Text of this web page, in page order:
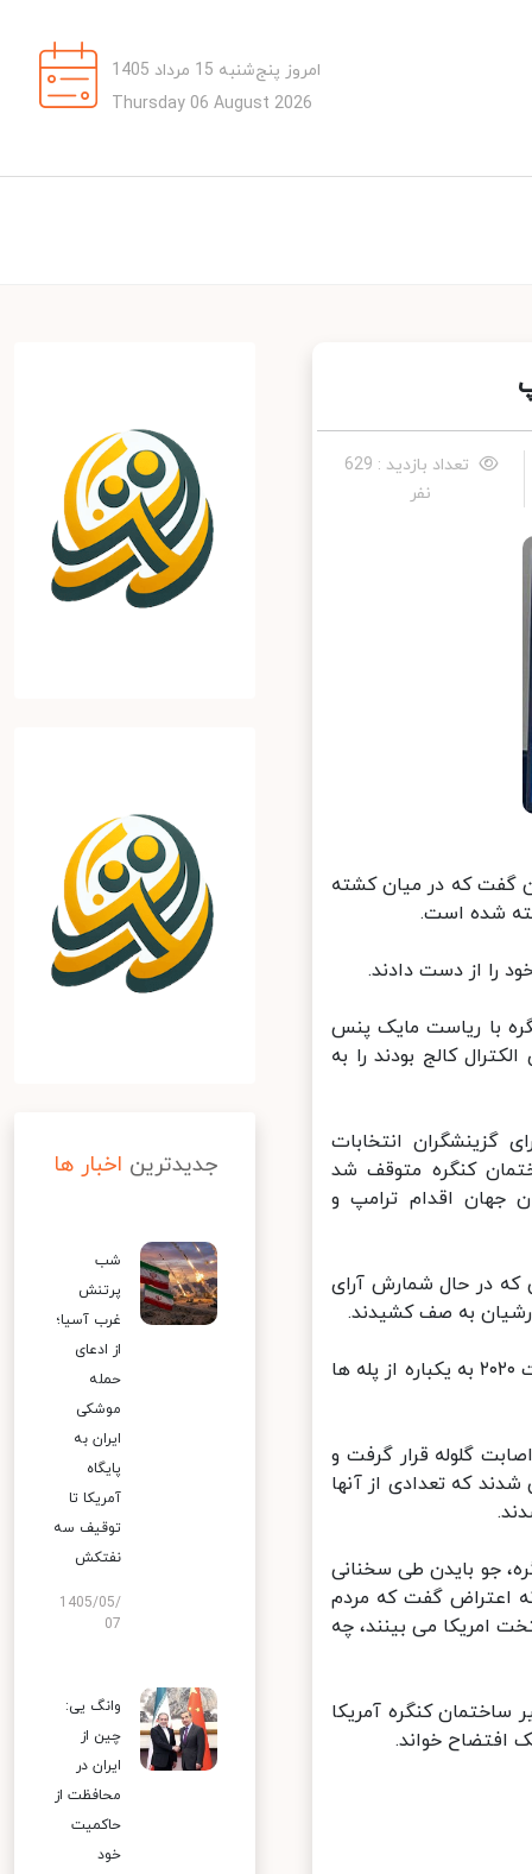
امروز پنج‌شنبه 15 مرداد 1405
Thursday 06 August 2026
تعداد بازدید : 629
نفر
گفت که در میان کشته
شده است.
را از دست دادند.
با ریاست مایک پنس
کالج بودند را به
انتخابات
کنگره متوقف شد
اقدام ترامپ و
در حال شمارش آرای
به صف کشیدند.
به رغم ایستادگی نیروهای امنیتی، شورشگران با شعارهایی برای لغو انتخابات ۲۰۲۰ به یکباره از پله ها
گلوله قرار گرفت و
که تعدادی از آنها
جو بایدن طی سخنانی
اعتراض گفت که مردم
امریکا می بینند، چه
کنگره آمریکا
خواند.
جدیدترین اخبار ها
شب
پرتنش
غرب آسیا؛
از ادعای
حمله
موشکی
ایران به
پایگاه
آمریکا تا
توقیف سه
نفتکش
1405/05/
07
وانگ یی:
چین از
ایران در
محافظت از
حاکمیت
خود